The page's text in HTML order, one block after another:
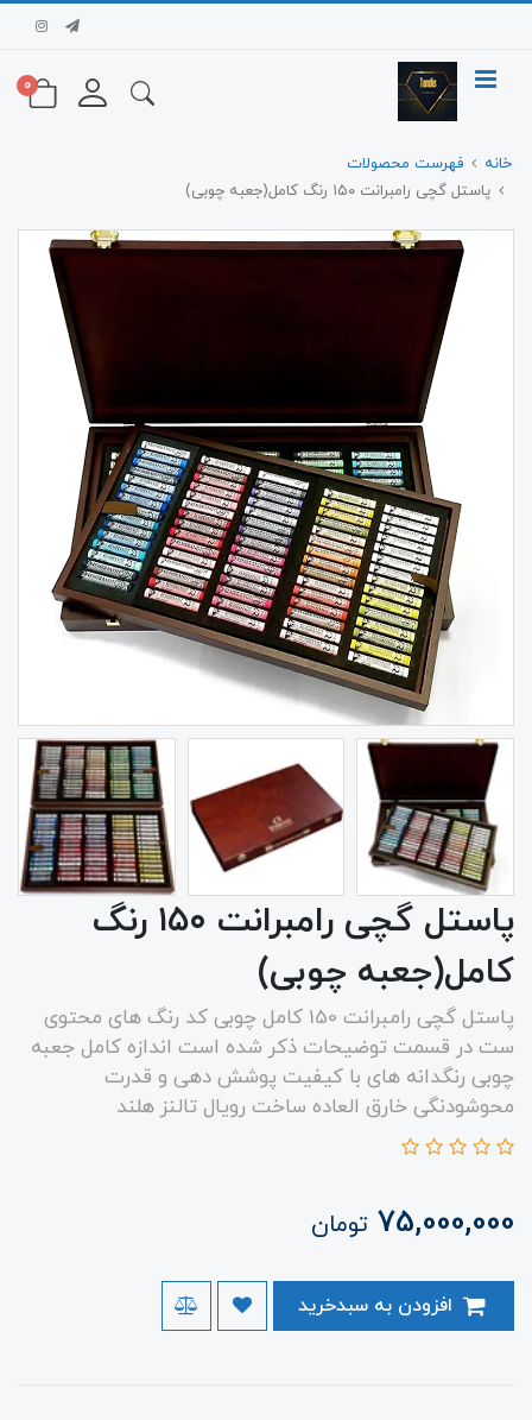
0
خانه
فهرست محصولات
پاستل گچی رامبرانت ۱۵۰ رنگ کامل(جعبه چوبی)
پاستل گچی رامبرانت ۱۵۰ رنگ
کامل(جعبه چوبی)
پاستل گچی رامبرانت 150 کامل چوبی کد رنگ های محتوی
ست در قسمت توضیحات ذکر شده است اندازه کامل جعبه
چوبی رنگدانه های با کیفیت پوشش دهی و قدرت
محوشودنگی خارق العاده ساخت رویال تالنز هلند
75,000,000 تومان